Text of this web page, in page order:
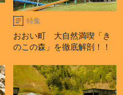
特集
おおい町 大自然満喫「き
のこの森」を徹底解剖！！